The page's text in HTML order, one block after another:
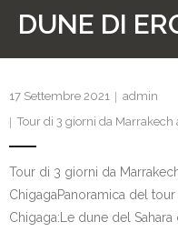
Viaggi in Marocco
Offerte
DUNE DI
17 Settembre 2021
admin
Tour di 3 giorni da
Tour di 3 giorni da
ChigagaPanoramica del
Chigaga:Le dune del